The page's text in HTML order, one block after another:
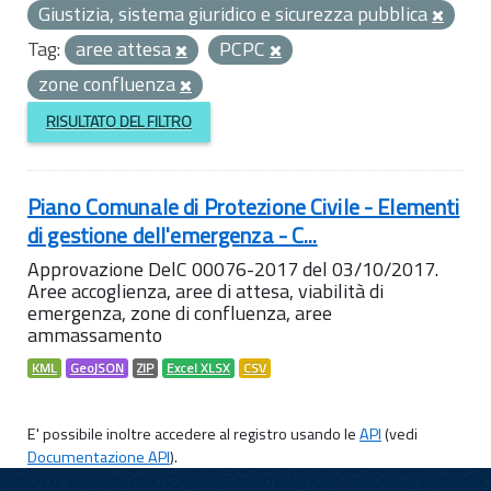
Giustizia, sistema giuridico e sicurezza pubblica
Tag: aree attesa
PCPC
zone confluenza
RISULTATO DEL FILTRO
Piano Comunale di Protezione Civile - Elementi
di gestione dell'emergenza - C...
Approvazione DelC 00076-2017 del 03/10/2017.
Aree accoglienza, aree di attesa, viabilità di
emergenza, zone di confluenza, aree
ammassamento
KML GeoJSON ZIP Excel XLSX CSV
E' possibile inoltre accedere al registro usando leAPI(vedi
Documentazione API).